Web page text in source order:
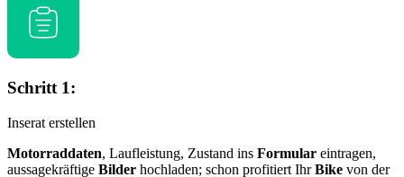
Schritt 1:
Inserat erstellen
Motorraddaten, Laufleistung, Zustand ins Formular eintragen,
aussagekräftige Bilder hochladen; schon profitiert IhrBike von der